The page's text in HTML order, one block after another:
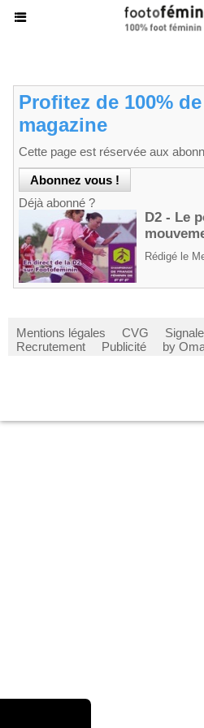
Profitez de 100%
magazine
Cette page est réservée aux
Déjà abonné ?
D2 - Le
Rédigé le
Mentions légales CVG
Recrutement
Publicité by